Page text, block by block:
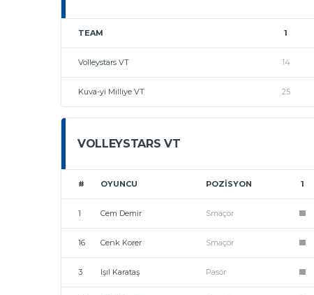
TEAM 1
Volleystars VT 14
Kuva-yi Milliye VT 25
VOLLEYSTARS VT
# OYUNCU POZISYON 1
1 Cem Demir Smaçör
16 Cenk Korer Smaçör
3 Işıl Karataş Pasör